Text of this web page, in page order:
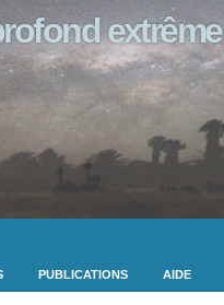
extrême
PUBLICATIONS AIDE